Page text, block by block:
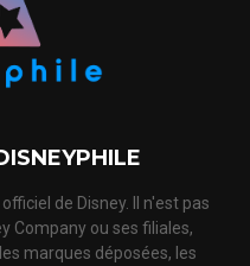
de Disney. Il n'est pas
Company ou ses filiales,
marques déposées, les